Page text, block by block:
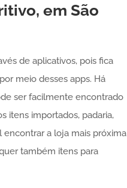
em São
de aplicativos, pois fica
meio desses apps. Há
ser facilmente encontrado
itens importados, padaria,
encontrar a loja mais próxima
também itens para